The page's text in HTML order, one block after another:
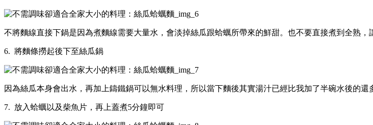
不將麵線直接下鍋是因為煮麵線需要大量水，會淡掉絲瓜跟蛤蠣所帶來的鮮甜。也不要直接煮到全熟
6. 將麵條撈起後下至絲瓜鍋
因為絲瓜本身會出水，再加上鑄鐵鍋可以無水料理，所以當下麵後其實湯汁已經比我加了半碗水後的還
7. 放入蛤蠣以及柴魚片，再上蓋煮5分鐘即可